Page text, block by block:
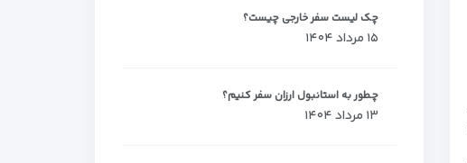
چک لیست سفر خارجی چیست؟
۱۵ مرداد ۱۴۰۴
چطور به استانبول ارزان سفر کنیم؟
۱۳ مرداد ۱۴۰۴